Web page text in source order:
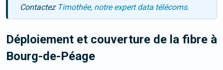
Contactez Timothée, notre expert data télécoms.
Déploiement et couverture de la fibre à
Bourg-de-Péage